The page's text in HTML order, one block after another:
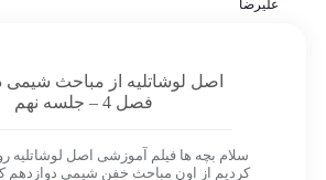
اصل لوشاتلیه از مباحث شیمی
فصل 4 – جلسه نهم
سلام بچه ها فیلم آموزشی اصل لوشاتلیه
کردیم از اون مباحث خفن شیمی دوازدهم